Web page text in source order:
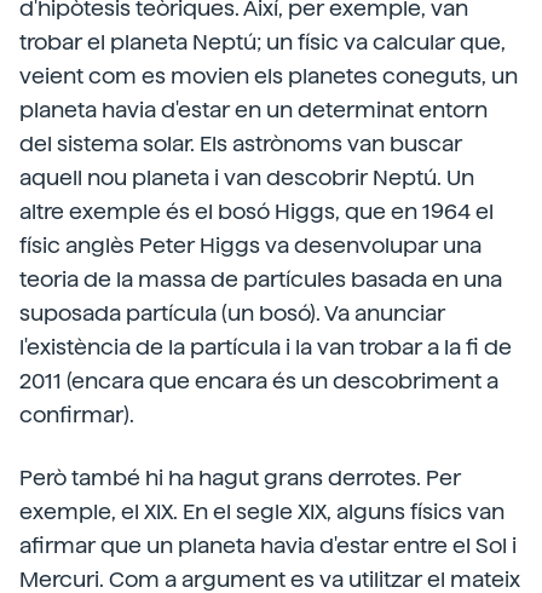
d'hipòtesis teòriques. Així, per exemple, van
trobar el planeta Neptú; un físic va calcular que,
veient com es movien els planetes coneguts, un
planeta havia d'estar en un determinat entorn
del sistema solar. Els astrònoms van buscar
aquell nou planeta i van descobrir Neptú. Un
altre exemple és el bosó Higgs, que en 1964 el
físic anglès Peter Higgs va desenvolupar una
teoria de la massa de partícules basada en una
suposada partícula (un bosó). Va anunciar
l'existència de la partícula i la van trobar a la fi de
2011 (encara que encara és un descobriment a
confirmar).
Però també hi ha hagut grans derrotes. Per
exemple, el XIX. En el segle XIX, alguns físics van
afirmar que un planeta havia d'estar entre el Sol i
Mercuri. Com a argument es va utilitzar el mateix